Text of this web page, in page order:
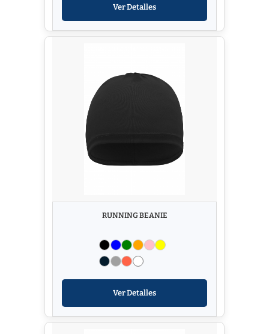
Ver Detalles
RUNNING BEANIE
Ver Detalles